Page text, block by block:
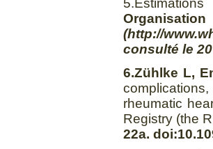
(http://
consulté le
6.Zühlke L,
rheumatic
Registry (the
22a.